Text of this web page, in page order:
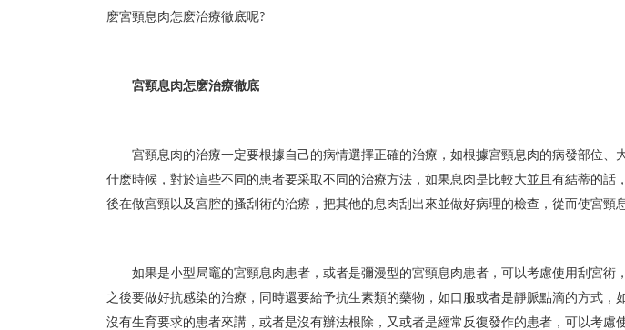
麽宮頸息肉怎麽治療徹底呢?
宮頸息肉怎麽治療徹底
宮頸息肉的治療一定要根據自己的病情選擇正確的治療，如根據宮頸息肉的病發部位、
什麽時候，對於這些不同的患者要采取不同的治療方法，如果息肉是比較大並且有結蒂的話
後在做宮頸以及宮腔的搔刮術的治療，把其他的息肉刮出來並做好病理的檢查，從而使宮頸
如果是小型局竈的宮頸息肉患者，或者是彌漫型的宮頸息肉患者，可以考慮使用刮宮術
之後要做好抗感染的治療，同時還要給予抗生素類的藥物，如口服或者是靜脈點滴的方式，
沒有生育要求的患者來講，或者是沒有辦法根除，又或者是經常反復發作的患者，可以考慮